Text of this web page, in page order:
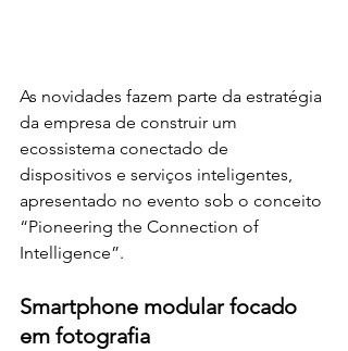
As novidades fazem parte da estratégia
da empresa de construir um
ecossistema conectado de
dispositivos e serviços inteligentes,
apresentado no evento sob o conceito
“Pioneering the Connection of
Intelligence”.
Smartphone modular focado
em fotografia